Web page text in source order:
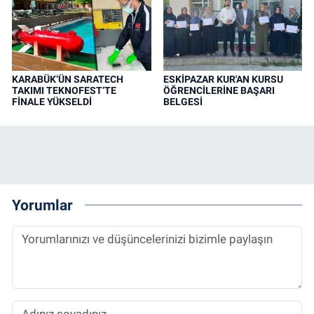
KARABÜK’ÜN SARATECH
TAKIMI TEKNOFEST’TE
FİNALE YÜKSELDİ
ESKİPAZAR KUR'AN KURSU
ÖĞRENCİLERİNE BAŞARI
BELGESİ
Yorumlar